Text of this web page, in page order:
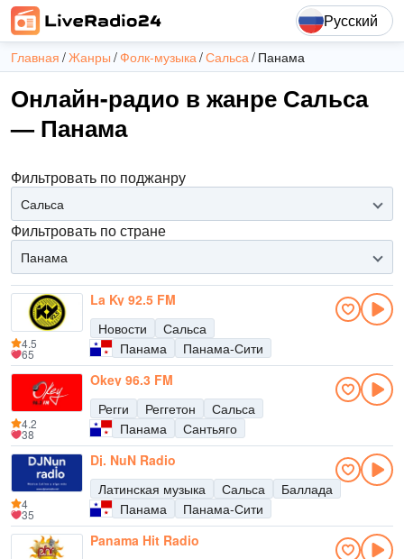
Русский
Главная Жанры Фолк-музыка Сальса Панама
Онлайн-радио в жанре Сальса
— Панама
Фильтровать по поджанру
Сальса
Фильтровать по стране
Панама
La Ky 92.5 FM
Новости
Сальса
Панама
Панама-Сити
4.5
65
Okey 96.3 FM
Регги
Реггетон
Сальса
Панама
Сантьяго
4.2
38
Dj. NuN Radio
Латинская музыка
Сальса
Баллада
Панама
Панама-Сити
4
35
Panama Hit Radio